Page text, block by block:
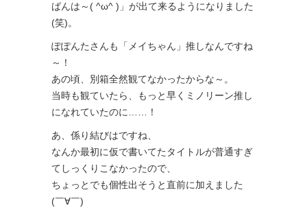
ばんは～( ^ω^ )」が出て来るようになりました
(笑)。
ぽぽんたさんも「メイちゃん」推しなんですね
～！
あの頃、別箱全然観てなかったからな～。
当時も観ていたら、もっと早くミノリーン推し
になれていたのに……！
あ、係り結びはですね、
なんか最初に仮で書いてたタイトルが普通すぎ
てしっくりこなかったので、
ちょっとでも個性出そうと直前に加えました
(￣∀￣)